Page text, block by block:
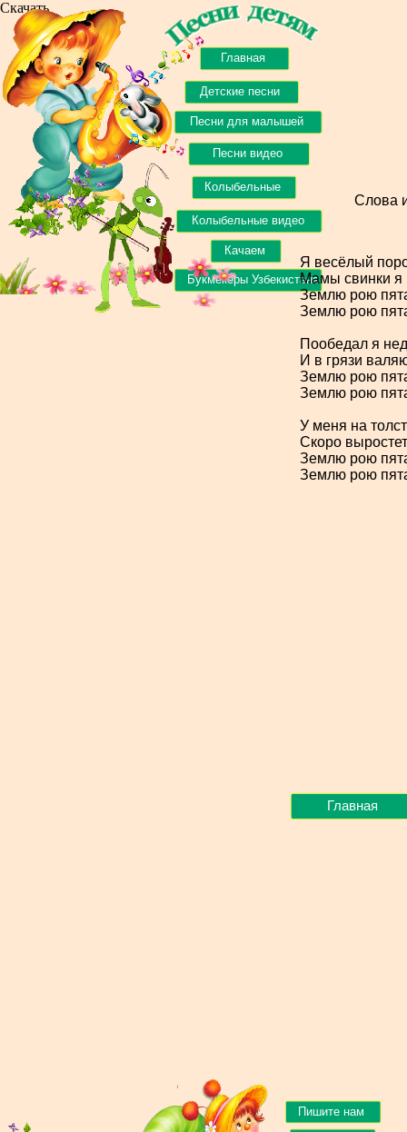
Главная
Колыбельные
Колыбельные видео
Качаем
Детские песни
Песни для малышей
Песни видео
Букмекеры Узбекистана
Я весёлый
Мамы свинки я
Землю рою
Землю рою
Пообедал я
И в грязи
Землю рою
Землю рою
У меня на
Скоро
Землю рою
Землю рою
Слова
Главная
Пишите нам
Скачать